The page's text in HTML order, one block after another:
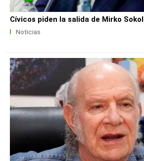
Cívicos piden la salida de Mirko Sokol
Noticias